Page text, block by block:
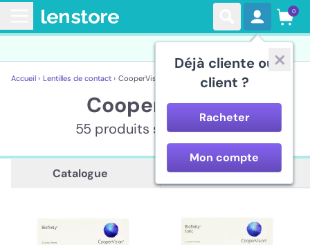
Déjà cliente ou
client ?
Racheter
Mon compte
0
Accueil › Lentilles de contact › CooperVision
CooperVision
55 produits sont affichés
Catalogue Description